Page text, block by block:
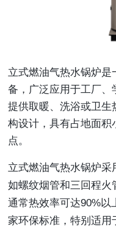
立式燃油气热水锅炉
备，广泛应用于工厂
提供取暖、洗浴或卫
构设计，具有占地面
点。
立式燃油气热水锅炉采
如螺纹烟管和三回程火
通常热效率可达90%以
家环保标准，特别适用